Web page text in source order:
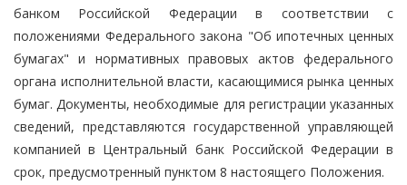
банком Российской Федерации в соответствии с
положениями Федерального закона "Об ипотечных ценных
бумагах" и нормативных правовых актов федерального
органа исполнительной власти, касающимися рынка ценных
бумаг. Документы, необходимые для регистрации указанных
сведений, представляются государственной управляющей
компанией в Центральный банк Российской Федерации в
срок, предусмотренный пунктом 8 настоящего Положения.